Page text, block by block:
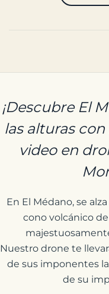
¡Descubre El
las alturas
video en
En El Médano, se
cono volcánico
Nuestro drone te
de sus imponentes
de su